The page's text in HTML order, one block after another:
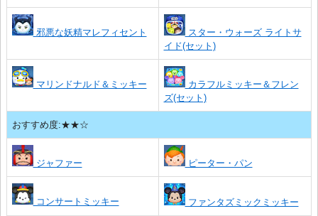
邪悪な妖精マレフィセント
スター・ウォーズ ライトサ
イド(セット)
マリンドナルド＆ミッキー
カラフルミッキー＆フレン
ズ(セット)
おすすめ度:★★☆
ジャファー ピーター・パン
コンサートミッキー ファンタズミックミッキー